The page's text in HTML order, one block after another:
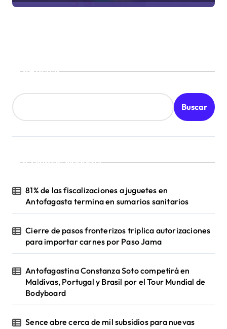
Buscar
Buscar
¡Ultimas Noticias!
81% de las fiscalizaciones a juguetes en
Antofagasta termina en sumarios sanitarios
Cierre de pasos fronterizos triplica autorizaciones
para importar carnes por Paso Jama
Antofagastina Constanza Soto competirá en
Maldivas, Portugal y Brasil por el Tour Mundial de
Bodyboard
Sence abre cerca de mil subsidios para nuevas